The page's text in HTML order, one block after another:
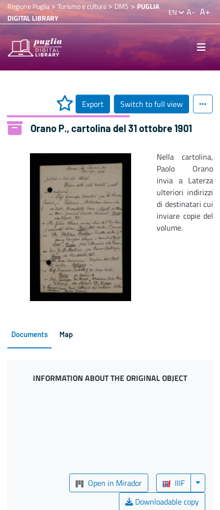
Regione Puglia> Turismo e cultura>DMS > PUGLIA
DIGITAL LIBRARY
EN A- A+
Export Switch to full view
Orano P., cartolina del 31 ottobre 1901
Nella cartolina,
Paolo Orano
invia a Laterza
ulteriori indirizzi
di destinatari cui
inviare copie del
volume.
Documents Map
INFORMATION ABOUT THE ORIGINAL OBJECT
Open in Mirador
IIIF
Downloadable copy